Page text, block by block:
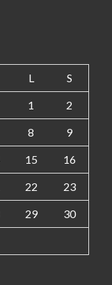
L S
1 2
8 9
15 16
22 23
29 30